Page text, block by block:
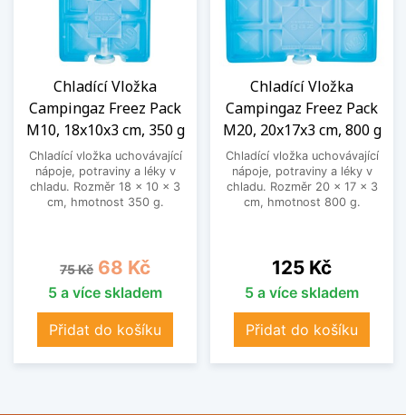
Chladící Vložka
Campingaz Freez Pack
M10, 18x10x3 cm, 350 g
Chladící vložka uchovávající
nápoje, potraviny a léky v
chladu. Rozměr 18 x 10 x 3
cm, hmotnost 350 g.
Běžná cena
75 Kč Cena
68 Kč
5 a více skladem
Přidat do košíku
Chladící Vložka
Campingaz Freez Pack
M20, 20x17x3 cm, 800 g
Chladící vložka uchovávající
nápoje, potraviny a léky v
chladu. Rozměr 20 x 17 x 3
cm, hmotnost 800 g.
Cena
125 Kč
5 a více skladem
Přidat do košíku